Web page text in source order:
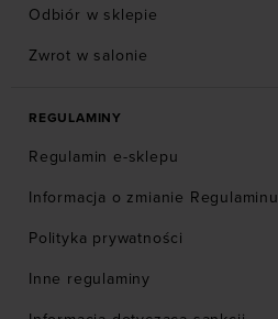
Odbiór w sklepie
Zwrot w salonie
REGULAMINY
Regulamin e-sklepu
Informacja o zmianie Regulaminu
Polityka prywatności
Inne regulaminy